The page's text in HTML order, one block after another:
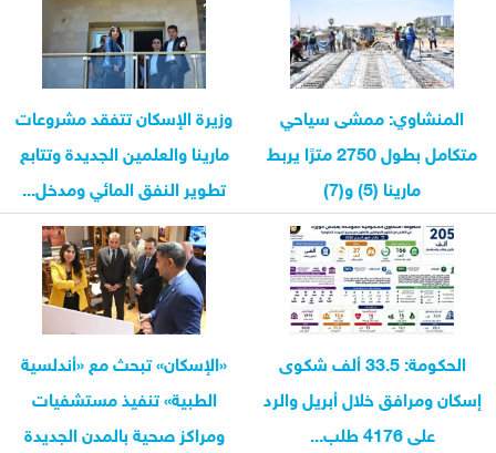
المنشاوي: ممشى سياحي
متكامل بطول 2750 مترًا يربط
مارينا (5) و(7)
وزيرة الإسكان تتفقد مشروعات
مارينا والعلمين الجديدة وتتابع
تطوير النفق المائي ومدخل...
الحكومة: 33.5 ألف شكوى
إسكان ومرافق خلال أبريل والرد
على 4176 طلب...
«الإسكان» تبحث مع «أندلسية
الطبية» تنفيذ مستشفيات
ومراكز صحية بالمدن الجديدة